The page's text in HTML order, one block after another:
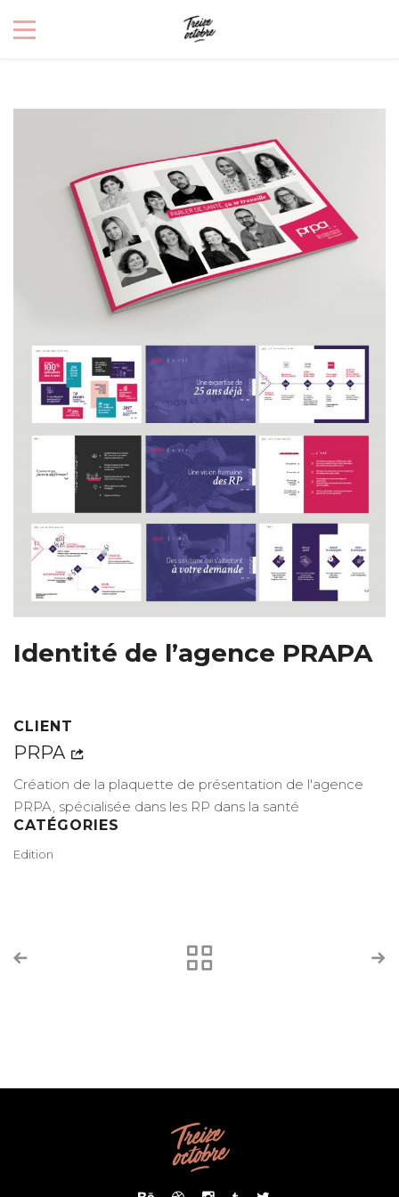
Identité de l’agence PRAPA
CLIENT
PRPA
Création de la plaquette de présentation de l'agence
PRPA, spécialisée dans les RP dans la santé
CATÉGORIES
Edition